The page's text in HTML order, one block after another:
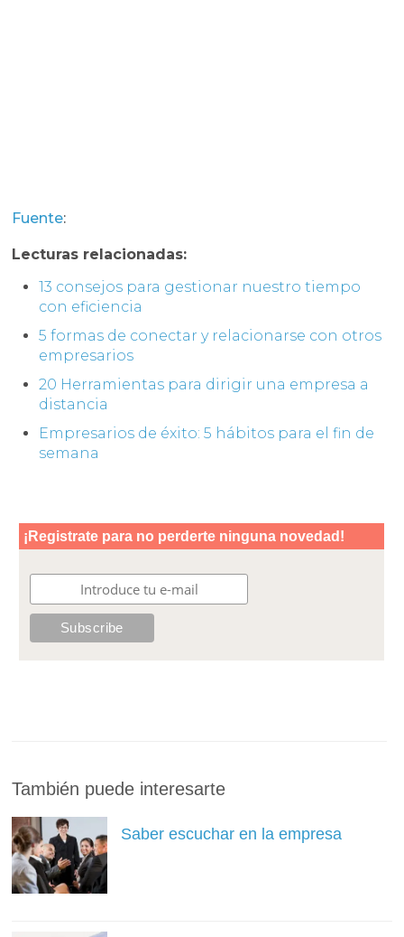
Fuente:
Lecturas relacionadas:
13 consejos para gestionar nuestro tiempo
con eficiencia
5 formas de conectar y relacionarse con otros
empresarios
20 Herramientas para dirigir una empresa a
distancia
Empresarios de éxito: 5 hábitos para el fin de
semana
También puede interesarte
Saber escuchar en la empresa